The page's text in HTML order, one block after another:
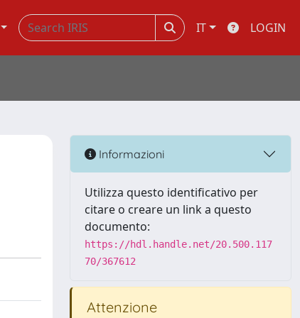
IT LOGIN
Informazioni
Utilizza questo identificativo per
citare o creare un link a questo
documento:
https://hdl.handle.net/20.500.117
70/367612
Attenzione